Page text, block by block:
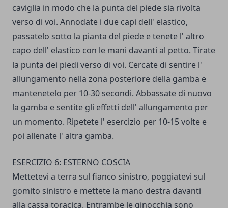
caviglia in modo che la pun­ta del piede sia rivolta
verso di voi. Annodate i due capi dell' elastico,
passatelo sotto la pianta del piede e tenete l' altro
capo dell' elastico con le mani davanti al petto. Tirate
la punta dei piedi verso di voi. Cercate di sentire l'
allungamento nella zona posteriore della gamba e
mantenetelo per 10-30 secondi. Abbassate di nuovo
la gamba e sentite gli effetti dell' allungamento per
un mo­mento. Ripetete l' esercizio per 10-15 volte e
poi allenate l' altra gamba.
ESERCIZIO 6: ESTERNO COSCIA
Mettetevi a terra sul fianco sinistro, poggiatevi sul
gomito sinistro e mettete la mano destra davanti
alla cassa toracica. Entram­be le ginocchia sono